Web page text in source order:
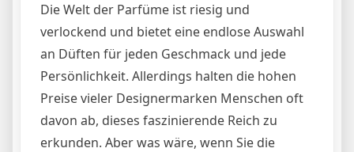
Die Welt der Parfüme ist riesig und
verlockend und bietet eine endlose Auswahl
an Düften für jeden Geschmack und jede
Persönlichkeit. Allerdings halten die hohen
Preise vieler Designermarken Menschen oft
davon ab, dieses faszinierende Reich zu
erkunden. Aber was wäre, wenn Sie die